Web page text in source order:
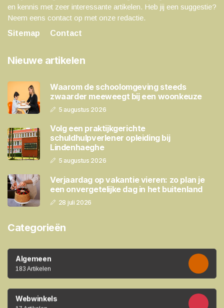
en kennis met zeer interessante artikelen. Heb jij een suggestie?
Neem eens contact op met onze redactie.
Sitemap
Contact
Nieuwe artikelen
Waarom de schoolomgeving steeds
zwaarder meeweegt bij een woonkeuze
5 augustus 2026
Volg een praktijkgerichte
schuldhulpverlener opleiding bij
Lindenhaeghe
5 augustus 2026
Verjaardag op vakantie vieren: zo plan je
een onvergetelijke dag in het buitenland
28 juli 2026
Categorieën
Algemeen
183 Artikelen
Webwinkels